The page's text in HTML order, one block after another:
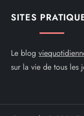
SITES
Le blog
sur la vie de tous les